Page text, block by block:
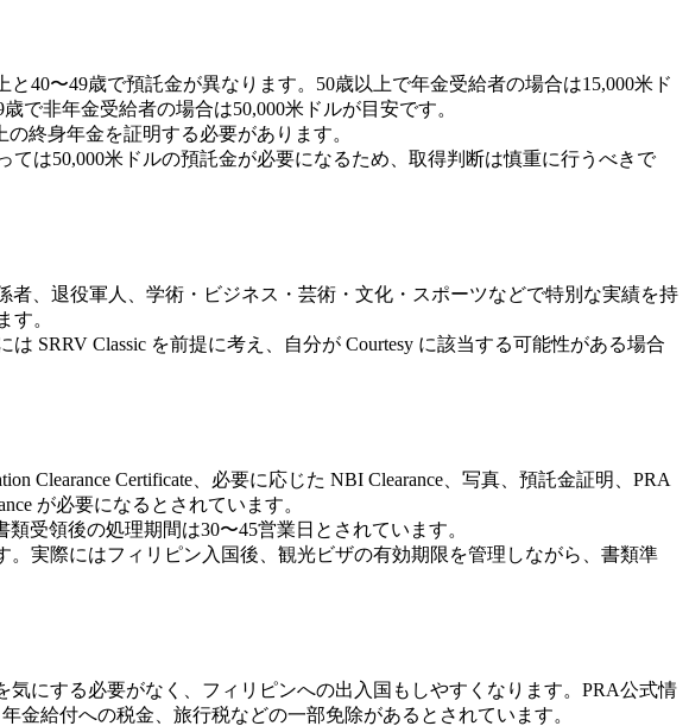
40〜49歳で預託金が異なります。50歳以上で年金受給者の場合は15,000米ド
で非年金受給者の場合は50,000米ドルが目安です。
終身年金を証明する必要があります。
は50,000米ドルの預託金が必要になるため、取得判断は慎重に行うべきで
、退役軍人、学術・ビジネス・芸術・文化・スポーツなどで特別な実績を持
す。
SRRV Classic を前提に考え、自分が Courtesy に該当する可能性がある場合
Clearance Certificate、必要に応じた NBI Clearance、写真、預託金証明、PRA
が必要になるとされています。
受領後の処理期間は30〜45営業日とされています。
実際にはフィリピン入国後、観光ビザの有効期限を管理しながら、書類準
にする必要がなく、フィリピンへの出入国もしやすくなります。PRA公式情
金給付への税金、旅行税などの一部免除があるとされています。